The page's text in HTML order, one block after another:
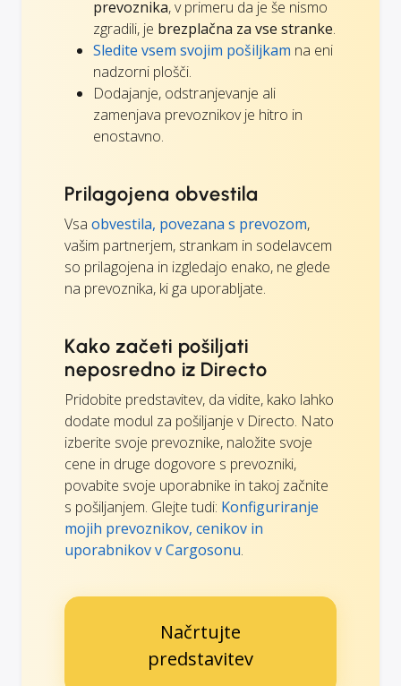
prevoznika, v primeru da je še nismo
zgradili, je brezplačna za vse stranke.
Sledite vsem svojim pošiljkam na eni
nadzorni plošči.
Dodajanje, odstranjevanje ali
zamenjava prevoznikov je hitro in
enostavno.
Prilagojena obvestila
Vsa obvestila, povezana s prevozom,
vašim partnerjem, strankam in sodelavcem
so prilagojena in izgledajo enako, ne glede
na prevoznika, ki ga uporabljate.
Kako začeti pošiljati
neposredno iz Directo
Pridobite predstavitev, da vidite, kako lahko
dodate modul za pošiljanje v Directo. Nato
izberite svoje prevoznike, naložite svoje
cene in druge dogovore s prevozniki,
povabite svoje uporabnike in takoj začnite
s pošiljanjem. Glejte tudi: Konfiguriranje
mojih prevoznikov, cenikov in
uporabnikov v Cargosonu.
Načrtujte
predstavitev